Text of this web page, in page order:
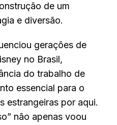
de um
e diversão.
gerações de
no Brasil,
do trabalho de
essencial para o
estrangeiras por aqui.
não apenas voou